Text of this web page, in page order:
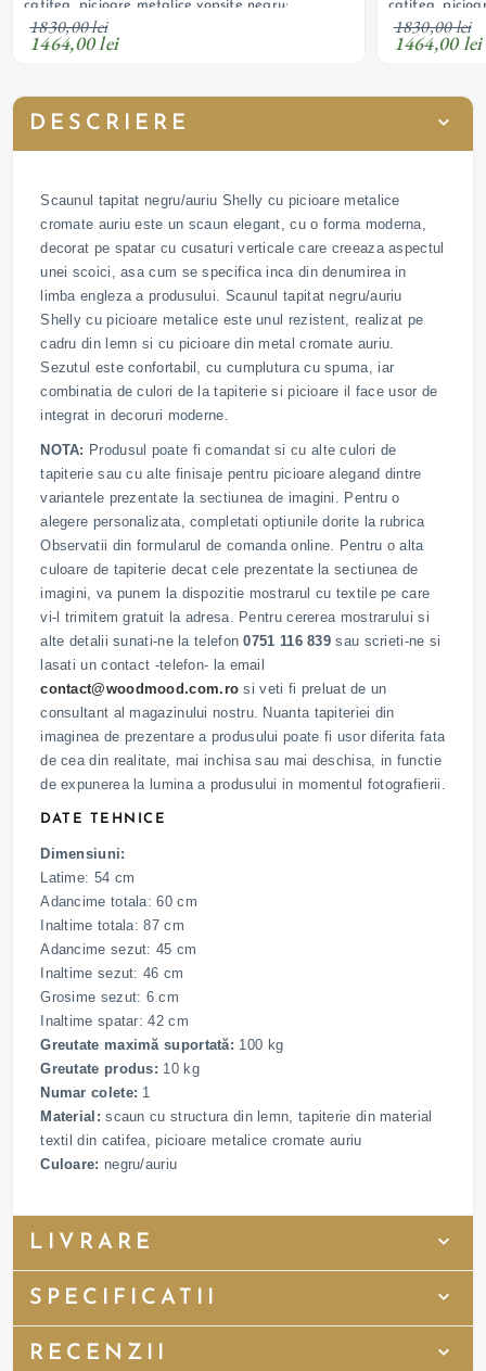
catifea, picioare metalice vopsite negru;
personalizabil
1830,00 lei
1464,00 lei
catifea,
personalizabil
1830,00 lei
1464,00 lei
DESCRIERE
Scaunul tapitat negru/auriu Shelly cu picioare metalice
cromate auriu este un scaun elegant, cu o forma moderna,
decorat pe spatar cu cusaturi verticale care creeaza aspectul
unei scoici, asa cum se specifica inca din denumirea in
limba engleza a produsului. Scaunul tapitat negru/auriu
Shelly cu picioare metalice este unul rezistent, realizat pe
cadru din lemn si cu picioare din metal cromate auriu.
Sezutul este confortabil, cu cumplutura cu spuma, iar
combinatia de culori de la tapiterie si picioare il face usor de
integrat in decoruri moderne.
NOTA: Produsul poate fi comandat si cu alte culori de
tapiterie sau cu alte finisaje pentru picioare alegand dintre
variantele prezentate la sectiunea de imagini. Pentru o
alegere personalizata, completati optiunile dorite la rubrica
Observatii din formularul de comanda online. Pentru o alta
culoare de tapiterie decat cele prezentate la sectiunea de
imagini, va punem la dispozitie mostrarul cu textile pe care
vi-l trimitem gratuit la adresa. Pentru cererea mostrarului si
alte detalii sunati-ne la telefon0751 116 839 sau scrieti-ne si
lasati un contact -telefon- la email
contact@woodmood.com.ro si veti fi preluat de un
consultant al magazinului nostru. Nuanta tapiteriei din
imaginea de prezentare a produsului poate fi usor diferita fata
de cea din realitate, mai inchisa sau mai deschisa, in functie
de expunerea la lumina a produsului in momentul fotografierii.
DATE TEHNICE
Dimensiuni:
Latime: 54 cm
Adancime totala: 60 cm
Inaltime totala: 87 cm
Adancime sezut: 45 cm
Inaltime sezut: 46 cm
Grosime sezut: 6 cm
Inaltime spatar: 42 cm
Greutate maximă suportată: 100 kg
Greutate produs: 10 kg
Numar colete: 1
Material: scaun cu structura din lemn, tapiterie din material
textil din catifea, picioare metalice cromate auriu
Culoare: negru/auriu
LIVRARE
SPECIFICATII
RECENZII